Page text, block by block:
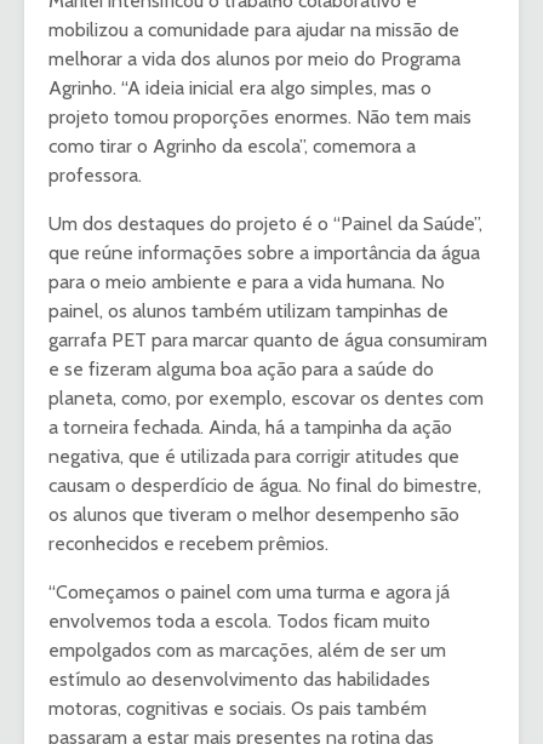
mobilizou a comunidade para ajudar na missão de
melhorar a vida dos alunos por meio do Programa
Agrinho. “A ideia inicial era algo simples, mas o
projeto tomou proporções enormes. Não tem mais
como tirar o Agrinho da escola”, comemora a
professora.
Um dos destaques do projeto é o “Painel da Saúde”,
que reúne informações sobre a importância da água
para o meio ambiente e para a vida humana. No
painel, os alunos também utilizam tampinhas de
garrafa PET para marcar quanto de água consumiram
e se fizeram alguma boa ação para a saúde do
planeta, como, por exemplo, escovar os dentes com
a torneira fechada. Ainda, há a tampinha da ação
negativa, que é utilizada para corrigir atitudes que
causam o desperdício de água. No final do bimestre,
os alunos que tiveram o melhor desempenho são
reconhecidos e recebem prêmios.
“Começamos o painel com uma turma e agora já
envolvemos toda a escola. Todos ficam muito
empolgados com as marcações, além de ser um
estímulo ao desenvolvimento das habilidades
motoras, cognitivas e sociais. Os pais também
passaram a estar mais presentes na rotina das